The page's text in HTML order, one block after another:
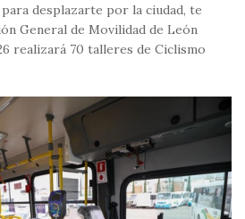
desplazarte por la ciudad, te
General de Movilidad de León
realizará 70 talleres de Ciclismo